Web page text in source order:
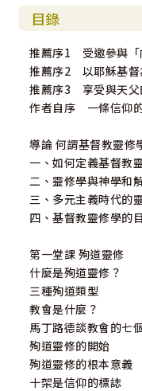
目錄
推薦序1 受邀參與「
推薦序2 以耶穌基
推薦序3 享受與天
作者自序 一條信仰
導論 何謂基督教靈修
一、如何定義基督教
二、靈修學與神學和
三、多元主義時代的
四、基督教靈修學的
第一堂課 殉道靈修
什麼是殉道靈修？
三種殉道類型
教會是什麼？
馬丁路德談教會的七
殉道靈修的開始
殉道靈修的根本意義
十架是信仰的標誌